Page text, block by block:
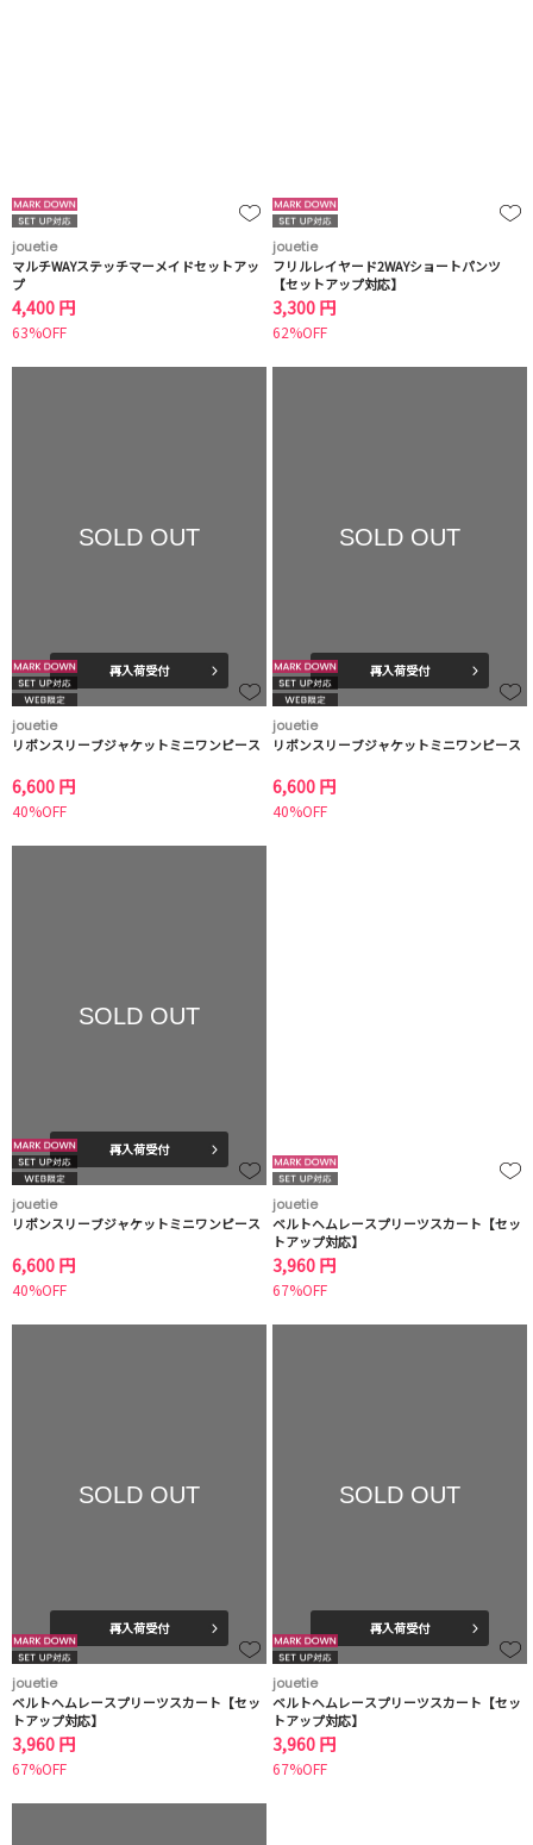
jouetie
マルチWAYステッチマーメイドセットアッ
プ
4,400 円
63%OFF
jouetie
フリルレイヤード2WAYショートパンツ
【セットアップ対応】
3,300 円
62%OFF
SOLD OUT
再入荷受付
jouetie
リボンスリーブジャケットミニワンピース
6,600 円
40%OFF
SOLD OUT
再入荷受付
jouetie
リボンスリーブジャケットミニワンピース
6,600 円
40%OFF
SOLD OUT
再入荷受付
jouetie
リボンスリーブジャケットミニワンピース
6,600 円
40%OFF
jouetie
ベルトヘムレースプリーツスカート【セッ
トアップ対応】
3,960 円
67%OFF
SOLD OUT
再入荷受付
jouetie
ベルトヘムレースプリーツスカート【セッ
トアップ対応】
3,960 円
67%OFF
SOLD OUT
再入荷受付
jouetie
ベルトヘムレースプリーツスカート【セッ
トアップ対応】
3,960 円
67%OFF